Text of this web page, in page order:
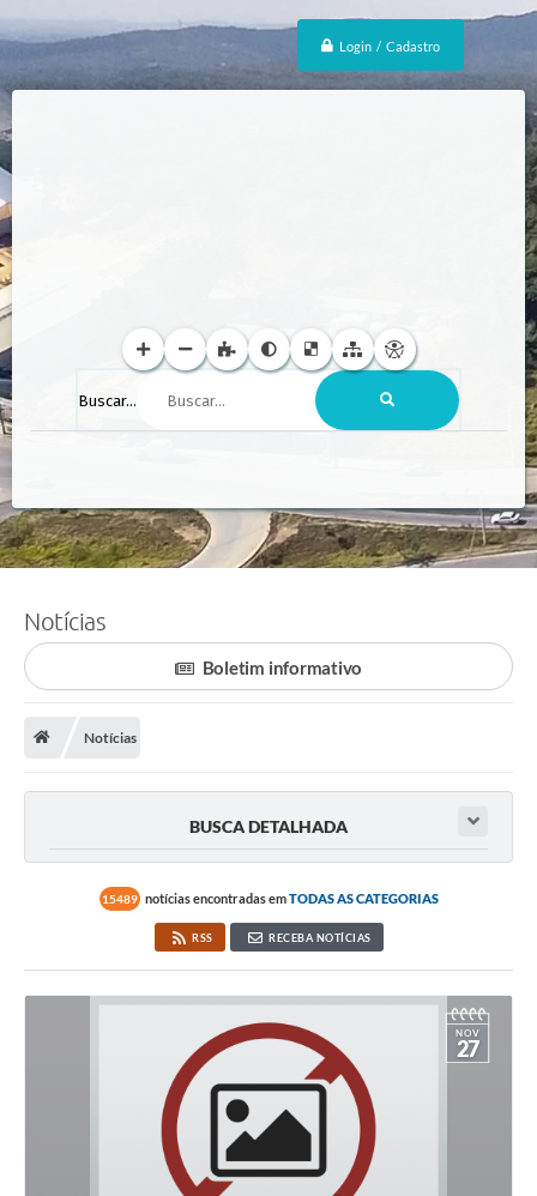
Login / Cadastro
Buscar...
Notícias
Boletim informativo
Notícias
BUSCA DETALHADA
15489 notícias encontradas emTODAS AS CATEGORIAS
RSS RECEBA NOTÍCIAS
NOV
27